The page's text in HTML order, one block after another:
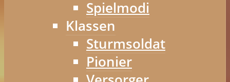
Spielmodi
Klassen
Sturmsoldat
Pionier